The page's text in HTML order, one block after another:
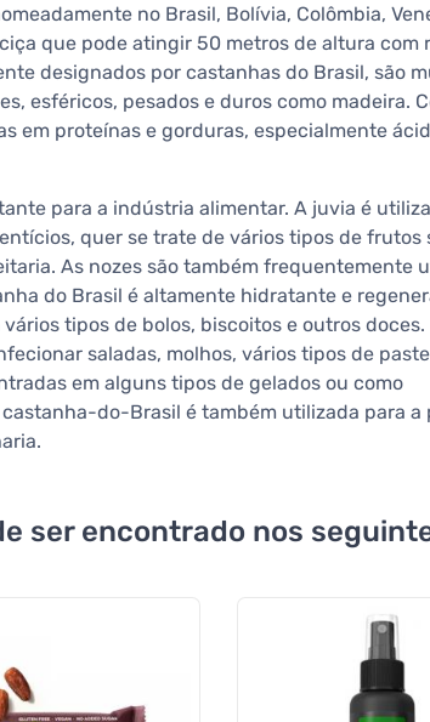
no Brasil, Bolívia, Colômbia,
que pode atingir 50 metros de altura com
designados por castanhas do Brasil, são
esféricos, pesados e duros como madeira.
em proteínas e gorduras, especialmente
para a indústria alimentar. A juvia é
quer se trate de vários tipos de frutos
As nozes são também frequentemente
do Brasil é altamente hidratante e
tipos de bolos, biscoitos e outros doces.
saladas, molhos, vários tipos de
em alguns tipos de gelados ou como
do-Brasil é também utilizada para a
ser encontrado nos